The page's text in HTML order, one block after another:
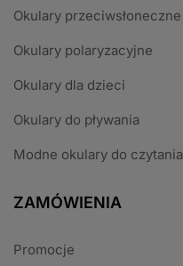
Okulary przeciwsłoneczne
Okulary polaryzacyjne
Okulary dla dzieci
Okulary do pływania
Modne okulary do czytania
ZAMÓWIENIA
Promocje